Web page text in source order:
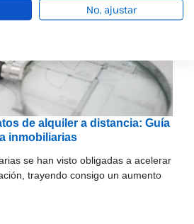
de alquiler a distancia: Guía
inmobiliarias
se han visto obligadas a acelerar
trayendo consigo un aumento
No, ajustar